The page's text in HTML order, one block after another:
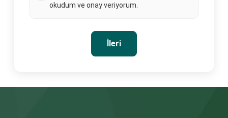
okudum ve onay veriyorum.
İleri